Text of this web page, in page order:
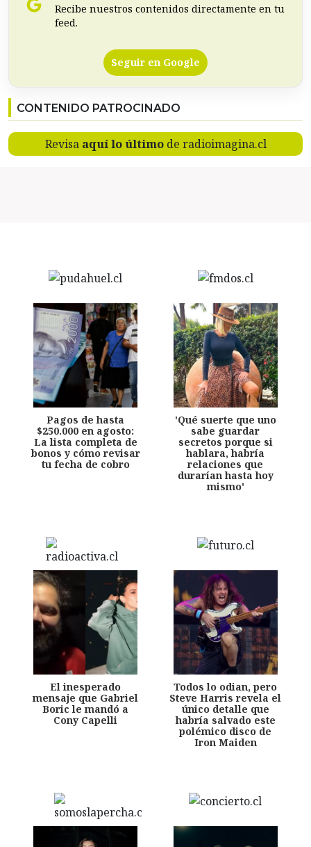
Recibe nuestros contenidos directamente en tu
feed.
Seguir en Google
CONTENIDO PATROCINADO
Revisa aquí lo últimode radioimagina.cl
Pagos de hasta
$250.000 en agosto:
La lista completa de
bonos y cómo revisar
tu fecha de cobro
'Qué suerte que uno
sabe guardar
secretos porque si
hablara, habría
relaciones que
durarían hasta hoy
mismo'
El inesperado
mensaje que Gabriel
Boric le mandó a
Cony Capelli
Todos lo odian, pero
Steve Harris revela el
único detalle que
habría salvado este
polémico disco de
Iron Maiden